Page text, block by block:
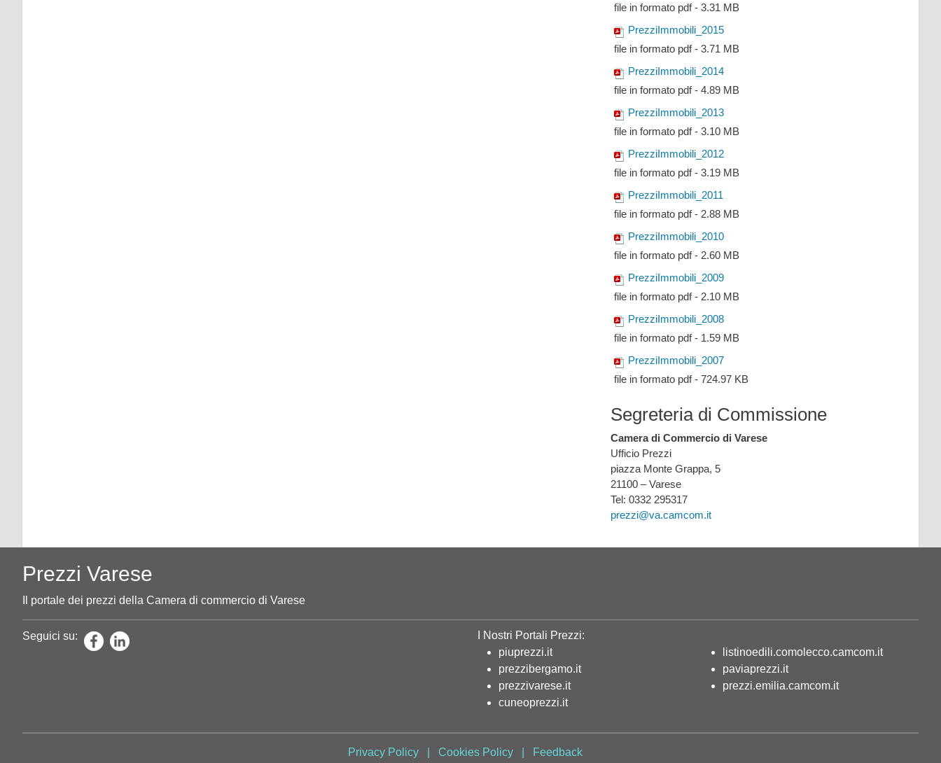
file in formato pdf - 3.31 MB
PrezziImmobili_2015
file in formato pdf - 3.71 MB
PrezziImmobili_2014
file in formato pdf - 4.89 MB
PrezziImmobili_2013
file in formato pdf - 3.10 MB
PrezziImmobili_2012
file in formato pdf - 3.19 MB
PrezziImmobili_2011
file in formato pdf - 2.88 MB
PrezziImmobili_2010
file in formato pdf - 2.60 MB
PrezziImmobili_2009
file in formato pdf - 2.10 MB
PrezziImmobili_2008
file in formato pdf - 1.59 MB
PrezziImmobili_2007
file in formato pdf - 724.97 KB
Segreteria di Commissione
Camera di Commercio di Varese
Ufficio Prezzi
piazza Monte Grappa, 5
21100 – Varese
Tel: 0332 295317
prezzi@va.camcom.it
Prezzi Varese
Il portale dei prezzi della Camera di commercio di Varese
Seguici su:
I Nostri Portali Prezzi:
piuprezzi.it
prezzibergamo.it
prezzivarese.it
cuneoprezzi.it
listinoedili.comolecco.camcom.it
paviaprezzi.it
prezzi.emilia.camcom.it
Privacy Policy| Cookies Policy| Feedback